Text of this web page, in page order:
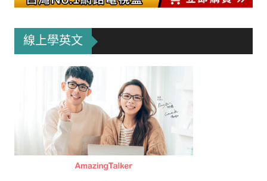
線上學英文